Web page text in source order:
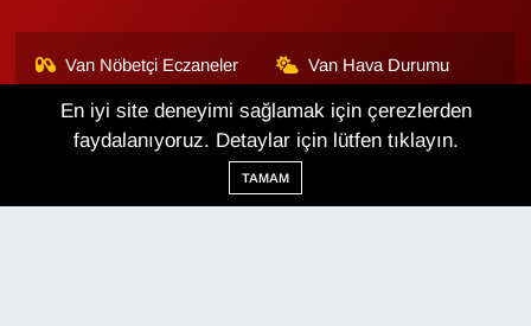
Van Nöbetçi Eczaneler Van Hava Durumu
Van Namaz Vakitleri
Van Trafik Yoğunluk
Haritası
Puan Durumu ve Fikstür
En iyi site deneyimi sağlamak için çerezlerden
faydalanıyoruz. Detaylar için lütfen tıklayın.
TAMAM